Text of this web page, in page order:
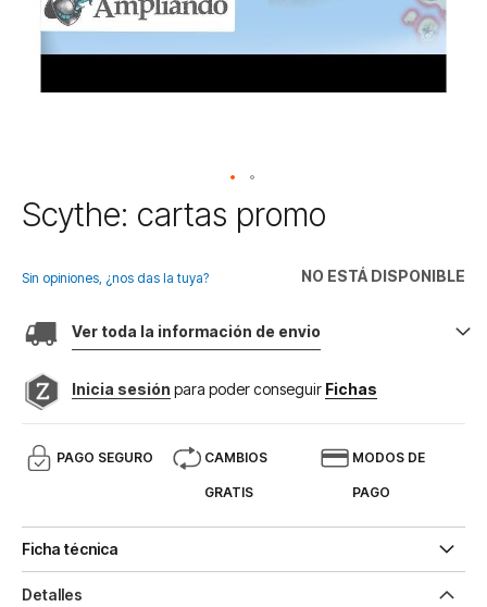
Saltar
al
de
de
imágenes
Scythe: cartas promo
NO ESTÁ DISPONIBLE
Sin opiniones, ¿nos das la tuya?
Ver toda la información de envio
Inicia sesión para poder conseguir Fichas
PAGO SEGURO CAMBIOS
GRATIS
MODOS DE
PAGO
Ficha técnica
Detalles